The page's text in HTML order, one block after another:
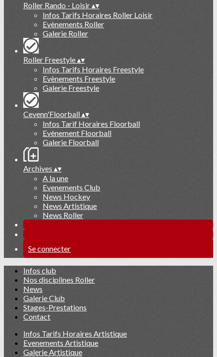
Roller Rando - Loisir▴▾
Infos Tarifs Horaires Roller Loisir
Evènements Roller
Galerie Roller
Roller Freestyle▴▾
Infos Tarifs Horaires Freestyle
Evènements Freestyle
Galerie Freestyle
Cevenn'Floorball▴▾
Infos Tarif Horaires Floorball
Evènement Floorball
Galerie Floorball
Archives ▴▾
A la une
Evenements Club
News Hockey
News Artistique
News Roller
Se connecter
Infos club
Nos disciplines Roller
News
Galerie Club
Stages-Prestations
Contact
Infos Tarifs Horaires Artistique
Evenements Artistique
Galerie Artistique